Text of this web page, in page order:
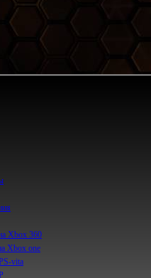
Xbox 360
Xbox one
vita